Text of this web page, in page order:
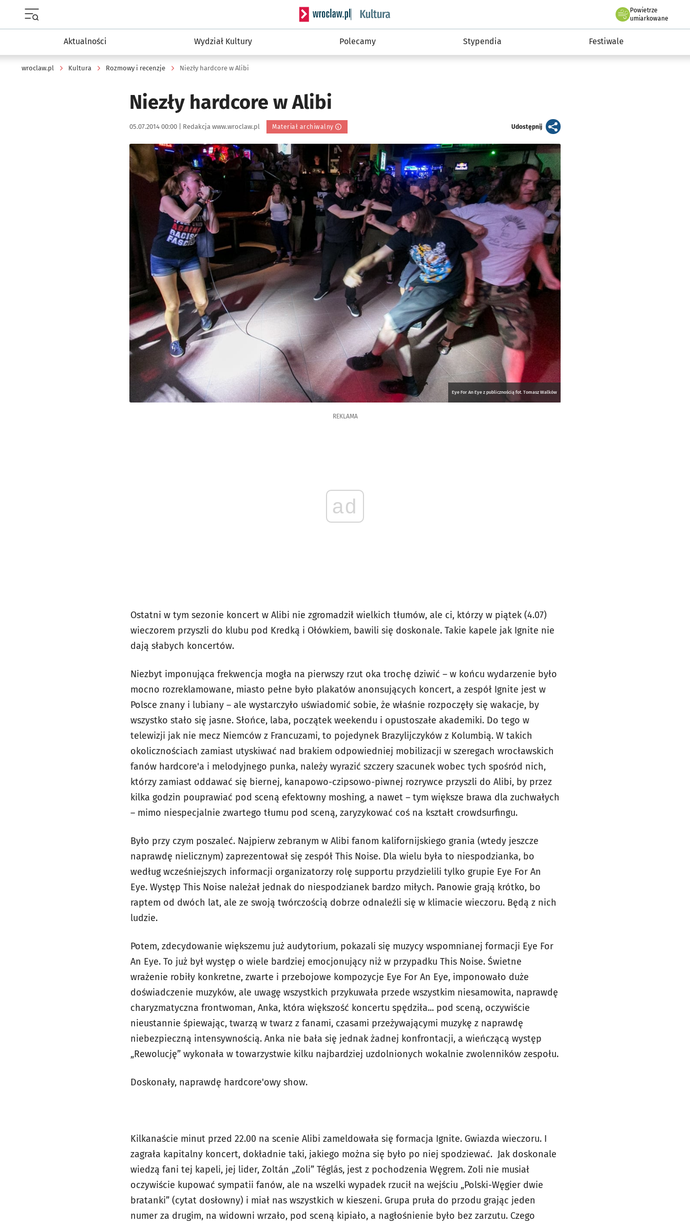
Serwis informacyjny wroclaw.pl podserwis: Kultura
Powietrze
we Wrocławiu
umiarkowane
Aktualności Wydział Kultury Polecamy Stypendia Festiwale
wroclaw.pl Kultura Rozmowy i recenzje Niezły hardcore w Alibi
Niezły hardcore w Alibi
Data publikacji:
05.07.2014 00:00 | Autor:
Redakcja www.wroclaw.pl Materiał archiwalny Udostępnijartykuł
Kliknij, aby powiększyć
Eye For An Eye z publicznością fot. Tomasz Walków
REKLAMA
ad
Ostatni w tym sezonie koncert w Alibi nie zgromadził wielkich tłumów, ale ci, którzy w piątek (4.07)
wieczorem przyszli do klubu pod Kredką i Ołówkiem, bawili się doskonale. Takie kapele jak Ignite nie
dają słabych koncertów.
Niezbyt imponująca frekwencja mogła na pierwszy rzut oka trochę dziwić – w końcu wydarzenie było
mocno rozreklamowane, miasto pełne było plakatów anonsujących koncert, a zespół Ignite jest w
Polsce znany i lubiany – ale wystarczyło uświadomić sobie, że właśnie rozpoczęły się wakacje, by
wszystko stało się jasne. Słońce, laba, początek weekendu i opustoszałe akademiki. Do tego w
telewizji jak nie mecz Niemców z Francuzami, to pojedynek Brazylijczyków z Kolumbią. W takich
okolicznościach zamiast utyskiwać nad brakiem odpowiedniej mobilizacji w szeregach wrocławskich
fanów hardcore'a i melodyjnego punka, należy wyrazić szczery szacunek wobec tych spośród nich,
którzy zamiast oddawać się biernej, kanapowo-czipsowo-piwnej rozrywce przyszli do Alibi, by przez
kilka godzin pouprawiać pod sceną efektowny moshing, a nawet – tym większe brawa dla zuchwałych
– mimo niespecjalnie zwartego tłumu pod sceną, zaryzykować coś na kształt crowdsurfingu.
Było przy czym poszaleć. Najpierw zebranym w Alibi fanom kalifornijskiego grania (wtedy jeszcze
naprawdę nielicznym) zaprezentował się zespół This Noise. Dla wielu była to niespodzianka, bo
według wcześniejszych informacji organizatorzy rolę supportu przydzielili tylko grupie Eye For An
Eye. Występ This Noise należał jednak do niespodzianek bardzo miłych. Panowie grają krótko, bo
raptem od dwóch lat, ale ze swoją twórczością dobrze odnaleźli się w klimacie wieczoru. Będą z nich
ludzie.
Potem, zdecydowanie większemu już audytorium, pokazali się muzycy wspomnianej formacji Eye For
An Eye. To już był występ o wiele bardziej emocjonujący niż w przypadku This Noise. Świetne
wrażenie robiły konkretne, zwarte i przebojowe kompozycje Eye For An Eye, imponowało duże
doświadczenie muzyków, ale uwagę wszystkich przykuwała przede wszystkim niesamowita, naprawdę
charyzmatyczna frontwoman, Anka, która większość koncertu spędziła... pod sceną, oczywiście
nieustannie śpiewając, twarzą w twarz z fanami, czasami przeżywającymi muzykę z naprawdę
niebezpieczną intensywnością. Anka nie bała się jednak żadnej konfrontacji, a wieńczącą występ
„Rewolucję” wykonała w towarzystwie kilku najbardziej uzdolnionych wokalnie zwolenników zespołu.
Doskonały, naprawdę hardcore'owy show.
Kilkanaście minut przed 22.00 na scenie Alibi zameldowała się formacja Ignite. Gwiazda wieczoru. I
zagrała kapitalny koncert, dokładnie taki, jakiego można się było po niej spodziewać. Jak doskonale
wiedzą fani tej kapeli, jej lider, Zoltán „Zoli” Téglás, jest z pochodzenia Węgrem. Zoli nie musiał
oczywiście kupować sympatii fanów, ale na wszelki wypadek rzucił na wejściu „Polski-Węgier dwie
bratanki” (cytat dosłowny) i miał nas wszystkich w kieszeni. Grupa pruła do przodu grając jeden
numer za drugim, na widowni wrzało, pod sceną kipiało, a nagłośnienie było bez zarzutu. Czego